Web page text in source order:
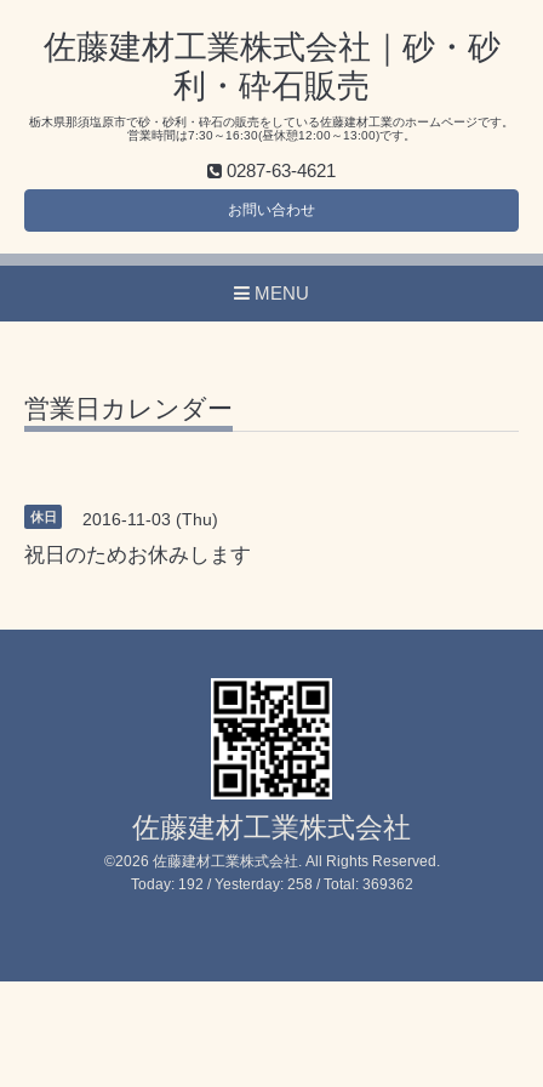
佐藤建材工業株式会社｜砂・砂
利・砕石販売
栃木県那須塩原市で砂・砂利・砕石の販売をしている佐藤建材工業のホームページです。
営業時間は7:30～16:30(昼休憩12:00～13:00)です。
0287-63-4621
お問い合わせ
MENU
営業日カレンダー
休日 2016-11-03 (Thu)
祝日のためお休みします
佐藤建材工業株式会社
©2026 佐藤建材工業株式会社 . All Rights Reserved.
Today: 192 / Yesterday: 258 / Total: 369362